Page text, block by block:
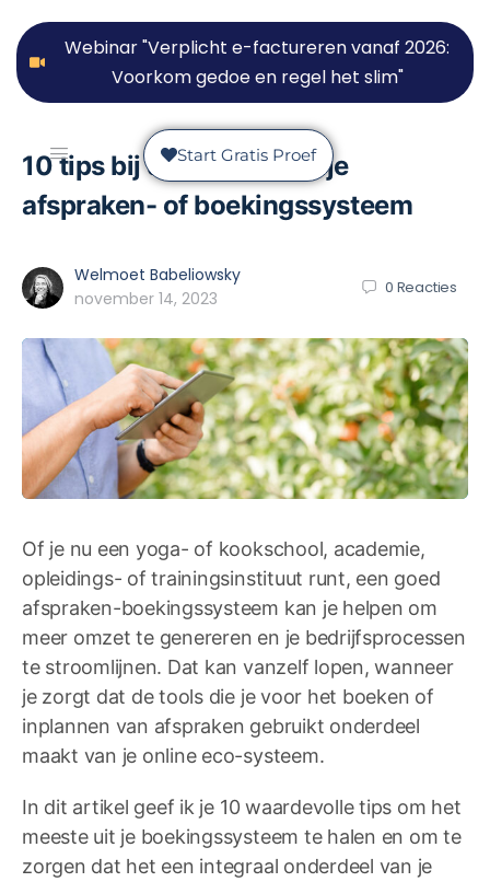
Webinar "Verplicht e-factureren vanaf 2026:
Voorkom gedoe en regel het slim"
Start Gratis Proef
10 tips bij de keuze voor je
afspraken- of boekingssysteem
Welmoet Babeliowsky
november 14, 2023
0 Reacties
Of je nu een yoga- of kookschool, academie,
opleidings- of trainingsinstituut runt, een goed
afspraken-boekingssysteem kan je helpen om
meer omzet te genereren en je bedrijfsprocessen
te stroomlijnen. Dat kan vanzelf lopen, wanneer
je zorgt dat de tools die je voor het boeken of
inplannen van afspraken gebruikt onderdeel
maakt van je online eco-systeem.
In dit artikel geef ik je 10 waardevolle tips om het
meeste uit je boekingssysteem te halen en om te
zorgen dat het een integraal onderdeel van je